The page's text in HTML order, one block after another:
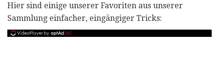
Hier sind einige unserer Favoriten aus unserer
Sammlung einfacher, eingängiger Tricks: